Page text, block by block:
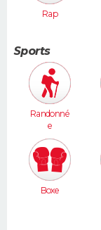
Rap
Sports
Randonné
e
Boxe